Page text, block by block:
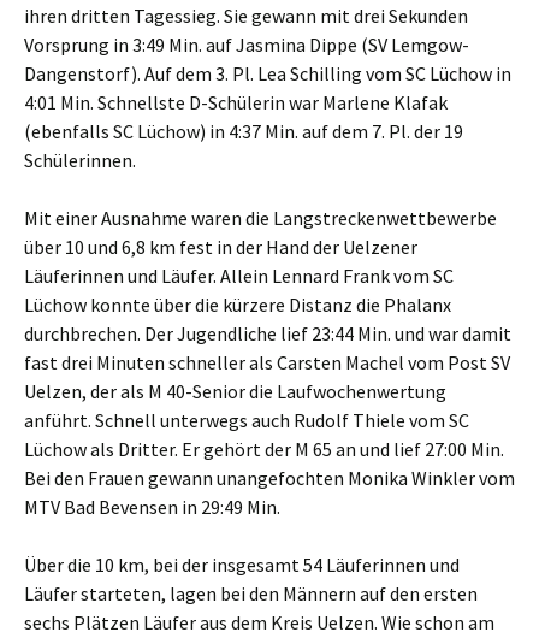
ihren dritten Tagessieg. Sie gewann mit drei Sekunden
Vorsprung in 3:49 Min. auf Jasmina Dippe (SV Lemgow-
Dangenstorf). Auf dem 3. Pl. Lea Schilling vom SC Lüchow in
4:01 Min. Schnellste D-Schülerin war Marlene Klafak
(ebenfalls SC Lüchow) in 4:37 Min. auf dem 7. Pl. der 19
Schülerinnen.
Mit einer Ausnahme waren die Langstreckenwettbewerbe
über 10 und 6,8 km fest in der Hand der Uelzener
Läuferinnen und Läufer. Allein Lennard Frank vom SC
Lüchow konnte über die kürzere Distanz die Phalanx
durchbrechen. Der Jugendliche lief 23:44 Min. und war damit
fast drei Minuten schneller als Carsten Machel vom Post SV
Uelzen, der als M 40-Senior die Laufwochenwertung
anführt. Schnell unterwegs auch Rudolf Thiele vom SC
Lüchow als Dritter. Er gehört der M 65 an und lief 27:00 Min.
Bei den Frauen gewann unangefochten Monika Winkler vom
MTV Bad Bevensen in 29:49 Min.
Über die 10 km, bei der insgesamt 54 Läuferinnen und
Läufer starteten, lagen bei den Männern auf den ersten
sechs Plätzen Läufer aus dem Kreis Uelzen. Wie schon am